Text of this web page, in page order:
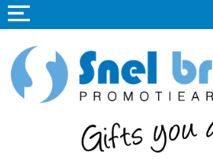
Home
Promotieartikelen